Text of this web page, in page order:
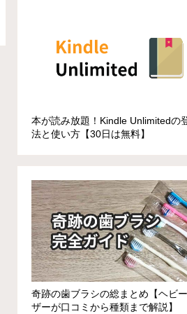
本が読み放題！Kindle Unlimitedの
法と使い方【30日は無料】
奇跡の歯ブラシの総まとめ【ヘビ
ザーが口コミから種類まで解説】